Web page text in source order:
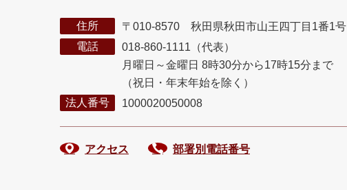
住所
〒010-8570 秋田県秋田市山王四丁目1番1号
電話
018-860-1111（代表）
月曜日～金曜日 8時30分から17時15分まで
（祝日・年末年始を除く）
法人番号
1000020050008
アクセス 部署別電話番号